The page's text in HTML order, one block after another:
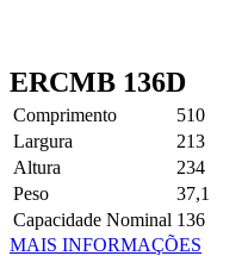
ERCMB 136D
Comprimento
510
Largura
213
Altura
234
Peso
37,1
Capacidade Nominal 136
MAIS INFORMAÇÕES